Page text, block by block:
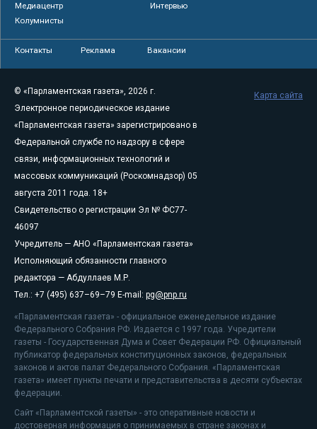
Медиацентр
Интервью
Колумнисты
Контакты Реклама Вакансии
© «Парламентская газета», 2026 г.
Электронное периодическое издание
«Парламентская газета» зарегистрировано в
Федеральной службе по надзору в сфере
связи, информационных технологий и
массовых коммуникаций (Роскомнадзор) 05
августа 2011 года. 18+
Свидетельство о регистрации Эл № ФС77-
46097
Учредитель — АНО «Парламентская газета»
Исполняющий обязанности главного
редактора — Абдуллаев М.Р.
Тел.: +7 (495) 637–69–79 E-mail: pg@pnp.ru
«Парламентская газета» - официальное еженедельное издание
Федерального Собрания РФ. Издается с 1997 года. Учредители
газеты - Государственная Дума и Совет Федерации РФ. Официальный
публикатор федеральных конституционных законов, федеральных
законов и актов палат Федерального Собрания. «Парламентская
газета» имеет пункты печати и представительства в десяти субъектах
федерации.
Сайт «Парламентской газеты» - это оперативные новости и
достоверная информация о принимаемых в стране законах и
Карта сайта